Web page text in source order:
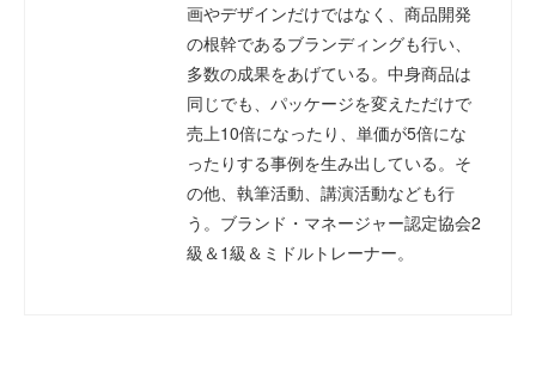
画やデザインだけではなく、商品開発
の根幹であるブランディングも行い、
多数の成果をあげている。中身商品は
同じでも、パッケージを変えただけで
売上10倍になったり、単価が5倍にな
ったりする事例を生み出している。そ
の他、執筆活動、講演活動なども行
う。ブランド・マネージャー認定協会2
級＆1級＆ミドルトレーナー。